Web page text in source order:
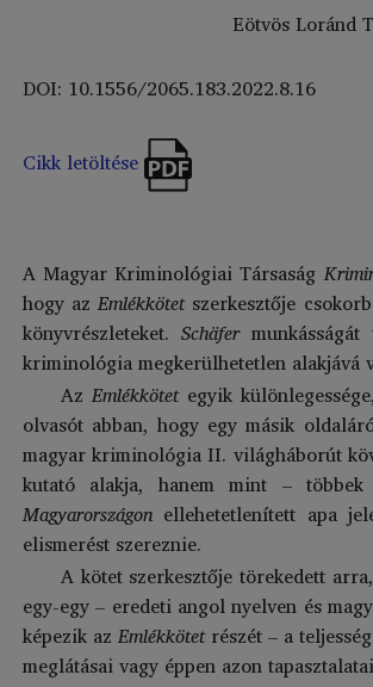
Eötvös Loránd
DOI: 10.1556/2065.183.2022.8.16
Cikk letöltése
A Magyar Kriminológiai Társaság
hogy azEmlékkötetszerkesztője
könyvrészleteket. Schäfermunkásságát
kriminológia megkerülhetetlen alakjává
Az Emlékkötetegyik
olvasót abban, hogy egy másik
magyar kriminológia II. világháborút
kutató alakja, hanem mint – többek
Magyarországonellehetetlenített apa
elismerést szereznie.
A kötet szerkesztője törekedett
egy-egy – eredeti angol nyelven és
képezik az Emlékkötetrészét – a
meglátásai vagy éppen azon